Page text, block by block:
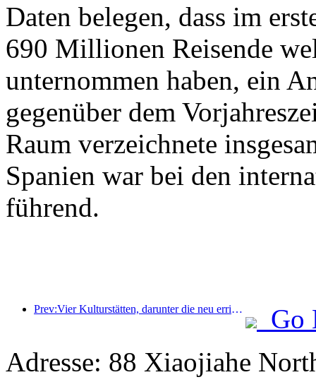
Daten belegen, dass im
690 Millionen Reisende
unternommen haben, ein
gegenüber dem
Raum verzeichnete
Spanien war bei den
führend.
Prev:Vier Kulturstätten, darunter die neu errichtete „Jinling Poetry Hall“ im malerischen Gebiet des Xuanwu-Sees in Nanjing, wurden offiziell eröffnet.
Go
Adresse: 88 Xiaojiahe